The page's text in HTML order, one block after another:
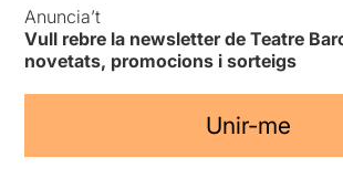
Anuncia’t
Vull rebre la newsletter de Teatre
novetats, promocions i sorteigs
Unir-me